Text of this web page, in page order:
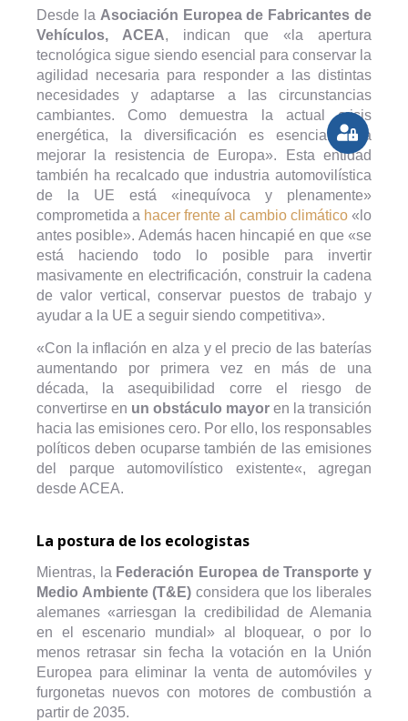
Desde la Asociación Europea de Fabricantes de
Vehículos, ACEA, indican que «la apertura
tecnológica sigue siendo esencial para conservar la
agilidad necesaria para responder a las distintas
necesidades y adaptarse a las circunstancias
cambiantes. Como demuestra la actual crisis
energética, la diversificación es esencial para
mejorar la resistencia de Europa». Esta entidad
también ha recalcado que industria automovilística
de la UE está «inequívoca y plenamente»
comprometida a hacer frente al cambio climático «lo
antes posible». Además hacen hincapié en que «se
está haciendo todo lo posible para invertir
masivamente en electrificación, construir la cadena
de valor vertical, conservar puestos de trabajo y
ayudar a la UE a seguir siendo competitiva».
«Con la inflación en alza y el precio de las baterías
aumentando por primera vez en más de una
década, la asequibilidad corre el riesgo de
convertirse en un obstáculo mayor en la transición
hacia las emisiones cero. Por ello, los responsables
políticos deben ocuparse también de las emisiones
del parque automovilístico existente«, agregan
desde ACEA.
La postura de los ecologistas
Mientras, la Federación Europea de Transporte y
Medio Ambiente (T&E) considera que los liberales
alemanes «arriesgan la credibilidad de Alemania
en el escenario mundial» al bloquear, o por lo
menos retrasar sin fecha la votación en la Unión
Europea para eliminar la venta de automóviles y
furgonetas nuevos con motores de combustión a
partir de 2035.